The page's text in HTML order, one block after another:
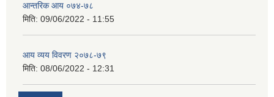
आन्तरिक आय ०७४-७८
मिति: 09/06/2022 - 11:55
आय व्यय विवरण २०७८-७९
मिति: 08/06/2022 - 12:31